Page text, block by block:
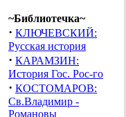
~Библиотечка~
· КЛЮЧЕВСКИЙ:
Русская история
· КАРАМЗИН:
История Гос. Рос-го
· КОСТОМАРОВ:
Св.Владимир -
Романовы